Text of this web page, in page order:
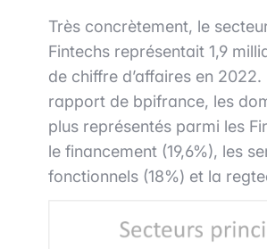
Très concrètement, le
Fintechs représentait 1,9
de chiffre d’affaires en 2022.
rapport de bpifrance, les
plus représentés parmi les
le financement (19,6%), les
fonctionnels (18%) et la